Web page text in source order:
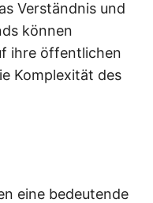
Verständnis und
können
ihre öffentlichen
Komplexität des
eine bedeutende